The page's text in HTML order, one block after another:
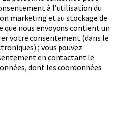
à l’utilisation du
marketing et au stockage de
que nous envoyons contient un
votre consentement (dans le
; vous pouvez
en contactant le
dont les coordonnées